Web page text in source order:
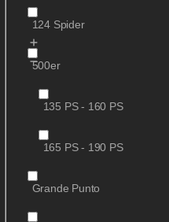
124 Spider
500er
135 PS - 160 PS
165 PS - 190 PS
Grande Punto